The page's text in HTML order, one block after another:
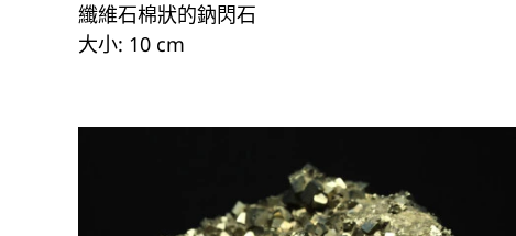
纖維石棉狀的鈉閃石
大小: 10 cm